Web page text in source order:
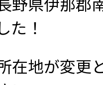
た！
在地が変更